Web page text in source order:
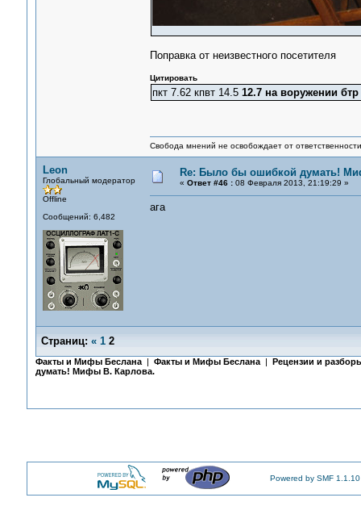
Поправка от неизвестного посетителя
Цитировать
пкт 7.62 кпвт 14.5 12.7 на воружении бтр
Свобода мнений не освобождает от
Leon
Глобальный модератор
Offline
Сообщений: 6,482
Re: Было бы ошибкой думать!
« Ответ #46 :08 Февраля 2013, 21:19:29 »
ага
Страниц: « 1 2
Факты и Мифы Беслана| Факты и Мифы Беслана| Рецензии и
думать! Мифы В. Карлова.
Powered by SMF 1.1.10